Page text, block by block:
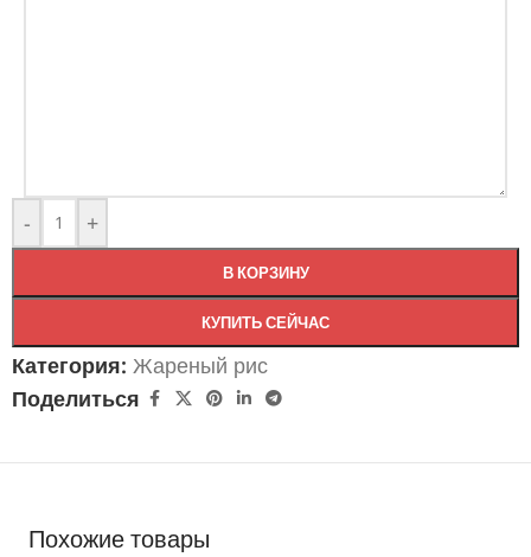
- +
В КОРЗИНУ
КУПИТЬ СЕЙЧАС
Категория: Жареный рис
Поделиться
Похожие товары